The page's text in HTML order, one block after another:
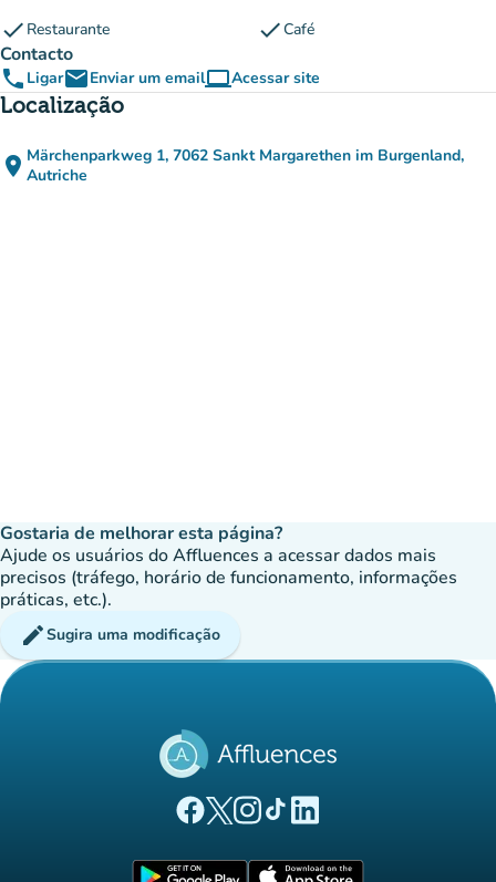
check Restaurante checkCafé
Contacto
phone LigaremailEnviar um emailcomputerAcessar site
(novo separador)
Localização
place Märchenparkweg 1, 7062 Sankt Margarethen im Burgenland,
Autriche
Gostaria de melhorar esta página?
Ajude os usuários do Affluences a acessar dados mais
precisos (tráfego, horário de funcionamento, informações
práticas, etc.).
editSugira uma modificação
(novo separador)
(novo separador)
(novo separador)
(novo separador)
(novo separador)